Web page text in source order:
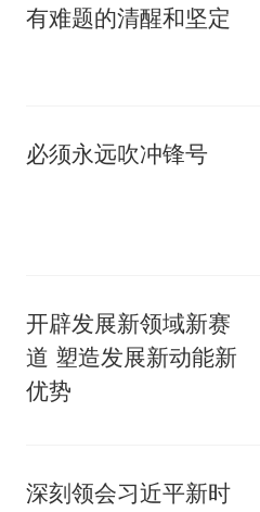
有难题的清醒和坚定
必须永远吹冲锋号
开辟发展新领域新赛
道 塑造发展新动能新
优势
深刻领会习近平新时